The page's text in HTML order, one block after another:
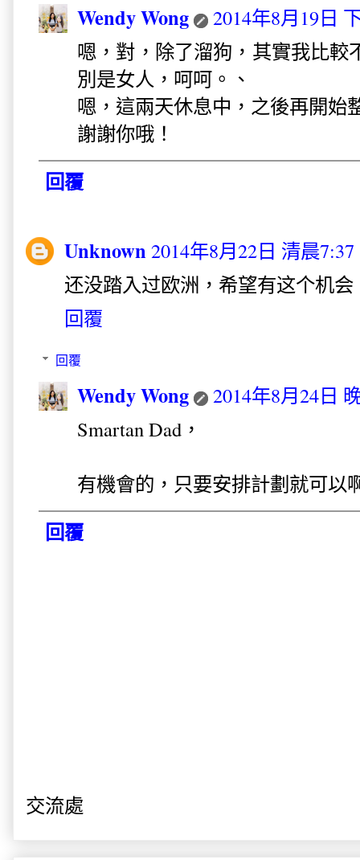
Wendy Wong
2014年8月19日
嗯，對，除了溜狗，其實我比較
別是女人，呵呵。、
嗯，這兩天休息中，之後再開始
謝謝你哦！
回覆
Unknown 2014年8月22日 清晨7:37
还没踏入过欧洲，希望有这个机会
回覆
回覆
Wendy Wong
2014年8月24日
Smartan Dad，
有機會的，只要安排計劃就可以
回覆
交流處